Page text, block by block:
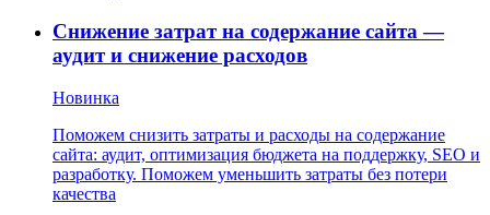
Снижение затрат на содержание сайта —
аудит и снижение расходов
Новинка
Поможем снизить затраты и расходы на содержание
сайта: аудит, оптимизация бюджета на поддержку, SEO и
разработку. Поможем уменьшить затраты без потери
качества